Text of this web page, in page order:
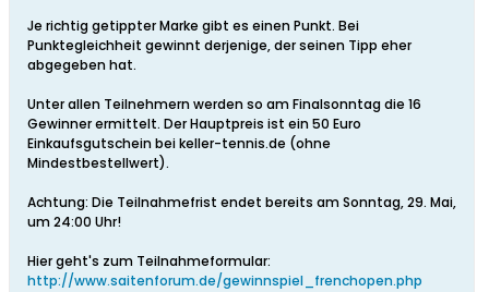
Je richtig getippter Marke gibt es einen Punkt. Bei
Punktegleichheit gewinnt derjenige, der seinen Tipp eher
abgegeben hat.
Unter allen Teilnehmern werden so am Finalsonntag die 16
Gewinner ermittelt. Der Hauptpreis ist ein 50 Euro
Einkaufsgutschein bei keller-tennis.de (ohne
Mindestbestellwert).
Achtung: Die Teilnahmefrist endet bereits am Sonntag, 29. Mai,
um 24:00 Uhr!
Hier geht's zum Teilnahmeformular:
http://www.saitenforum.de/gewinnspiel_frenchopen.php